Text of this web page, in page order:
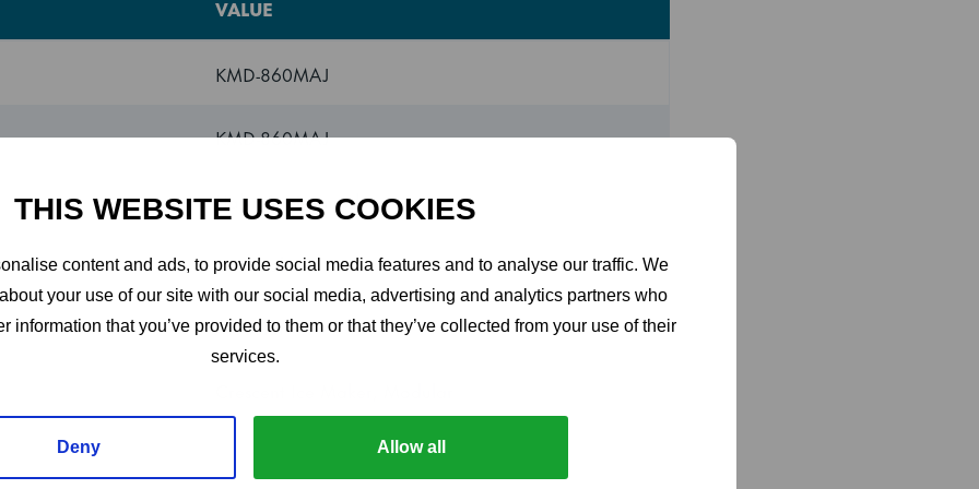
THIS WEBSITE USES COOKIES
content and ads, to provide social media features and to analyse our traffic. We
your use of our site with our social media, advertising and analytics partners who
information that you’ve provided to them or that they’ve collected from your use of their
services.
Deny Allow all
designet garanterer et enkelt og raskt oppsett.
matche avhengig av individuelle krav og betingelser. Dimensjonene til KMD-
VALUE
KMD-860MAJ
KMD-860MAJ
Halvmåneis ismaskin
Hoshizaki
Modular